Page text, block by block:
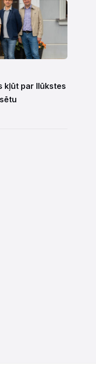
kļūt par Ilūkstes